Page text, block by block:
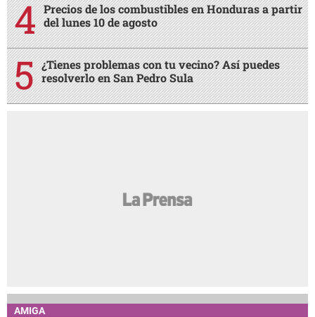
Precios de los combustibles en Honduras a partir
del lunes 10 de agosto
¿Tienes problemas con tu vecino? Así puedes
resolverlo en San Pedro Sula
AMIGA